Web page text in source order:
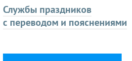
Службы праздников
с переводом и пояснениями